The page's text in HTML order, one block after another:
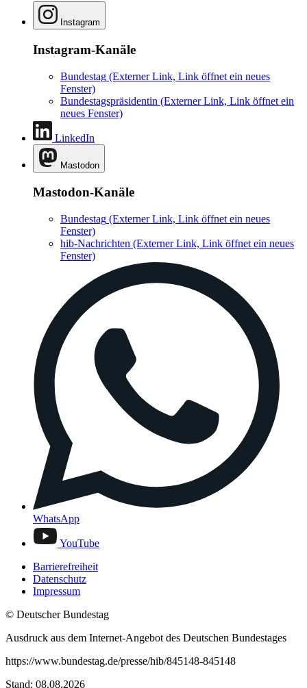
Instagram
Instagram-Kanäle
Bundestag (Externer Link, Link öffnet ein neues
Fenster)
Bundestagspräsidentin (Externer Link, Link öffnet ein
neues Fenster)
LinkedIn
Mastodon
Mastodon-Kanäle
Bundestag (Externer Link, Link öffnet ein neues
Fenster)
hib-Nachrichten (Externer Link, Link öffnet ein neues
Fenster)
WhatsApp
YouTube
Barrierefreiheit
Datenschutz
Impressum
© Deutscher Bundestag
Ausdruck aus dem Internet-Angebot des Deutschen Bundestages
https://www.bundestag.de/presse/hib/845148-845148
Stand: 08.08.2026